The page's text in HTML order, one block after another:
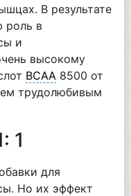
В результате
роль в
и
высокому
BCAA 8500 от
трудолюбивым
1
для
Но их эффект